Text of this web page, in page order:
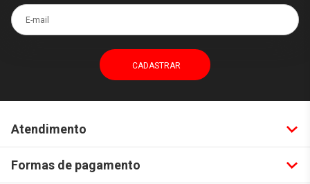
E-mail
Atendimento
Formas de pagamento